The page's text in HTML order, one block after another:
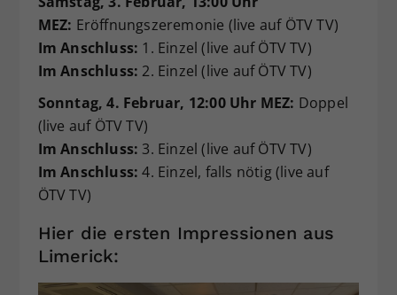
MEZ: Eröffnungszeremonie (live auf ÖTV TV)
Im Anschluss: 1. Einzel (live auf ÖTV TV)
Im Anschluss: 2. Einzel (live auf ÖTV TV)
Sonntag, 4. Februar, 12:00 Uhr MEZ: Doppel
(live auf ÖTV TV)
Im Anschluss: 3. Einzel (live auf ÖTV TV)
Im Anschluss: 4. Einzel, falls nötig (live auf
ÖTV TV)
Hier die ersten Impressionen aus
Limerick: